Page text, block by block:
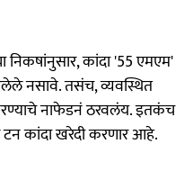
निकषांनुसार, कांदा '55 एमएम'
नसावे. तसंच, व्यवस्थित
नाफेडनं ठरवलंय. इतकंच
टन कांदा खरेदी करणार आहे.